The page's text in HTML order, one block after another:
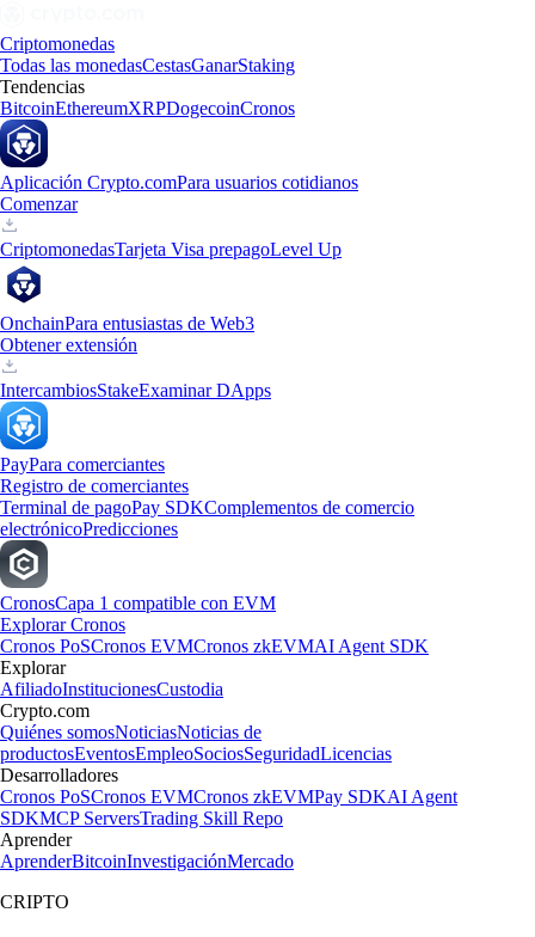
Criptomonedas
Todas las monedasCestasGanarStaking
Tendencias
BitcoinEthereumXRPDogecoinCronos
Aplicación Crypto.comPara usuarios cotidianos
Comenzar
CriptomonedasTarjeta Visa prepagoLevel Up
OnchainPara entusiastas de Web3
Obtener extensión
IntercambiosStakeExaminar DApps
PayPara comerciantes
Registro de comerciantes
Terminal de pagoPay SDKComplementos de comercio
electrónicoPredicciones
CronosCapa 1 compatible con EVM
Explorar Cronos
Cronos PoSCronos EVMCronos zkEVMAI Agent SDK
Explorar
AfiliadoInstitucionesCustodia
Crypto.com
Quiénes somosNoticiasNoticias de
productosEventosEmpleoSociosSeguridadLicencias
Desarrolladores
Cronos PoSCronos EVMCronos zkEVMPay SDKAI Agent
SDKMCP ServersTrading Skill Repo
Aprender
AprenderBitcoinInvestigaciónMercado
CRIPTO